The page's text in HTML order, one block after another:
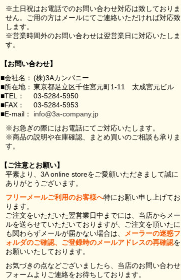
※土日祝はお電話でのお問い合わせ対応は致しておりま
せん。ご用の方はメールにてご連絡いただければ対応致
します。
※営業時間外のお問い合わせは翌営業日に対応いたしま
す。
【お問い合わせ】
■会社名： (株)3Aカンパニー
■所在地： 東京都足立区千住宮元町1-11 太成宮元ビル
■TEL：
03-5284-5950
■FAX：
03-5284-5953
■E-mail：
info@3a-company.jp
※お急ぎの際にはお電話にてご対応いたします。
※商品の説明や在庫確認、まとめ買いのご相談も承りま
す。
【ご注意とお願い】
平素より、3A online storeをご愛顧いただきまして誠に
ありがとうございます。
フリーメールご利用のお客様へ特にお願い申し上げてお
ります。
ご注文をいただいた翌営業日中までには、当店からメー
ルを送らせていただいておりますが、ご注文を頂いたに
も関わらずメールが届かない場合は、
メーラーの迷惑フ
ォルダのご確認、ご登録時のメールアドレスの再確認を
お願いいたしております。
お気づきの点などございましたら、当店のお問い合わせ
フォームよりご連絡をお待ちしております。